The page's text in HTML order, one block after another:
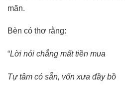
mãn.
Bèn có thơ rằng:
“Lời nói chẳng mất tiền mua
Tự tâm có sẵn, vốn xưa đầy bồ